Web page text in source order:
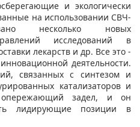
и экологически
на использовании СВЧ-
несколько новых
исследований в
лекарств и др. Все это -
деятельности.
связанных с синтезом и
катализаторов и
опережающий задел, и он
лидирующие позиции в